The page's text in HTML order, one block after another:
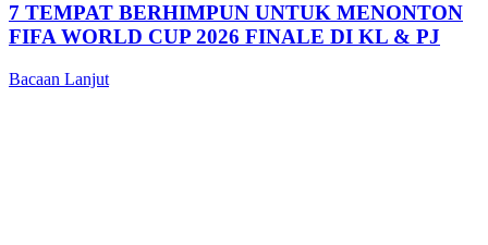
7 TEMPAT BERHIMPUN UNTUK MENONTON
FIFA WORLD CUP 2026 FINALE DI KL & PJ
Bacaan Lanjut